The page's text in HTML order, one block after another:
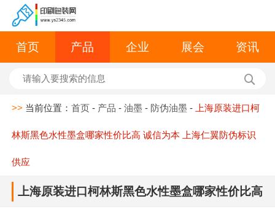
首页 产品 企业 展会 资讯
>> 当前位置：首页 - 产品 -油墨 - 防伪油墨 - 上海原装进口柯
林斯黑色水性墨盒哪家性价比高 诚信为本 上海仁翼防伪标识
供应
上海原装进口柯林斯黑色水性墨盒哪家性价比高